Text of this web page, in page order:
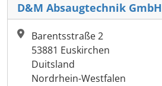
D&M Absaugtechnik GmbH
Barentsstraße 2
53881 Euskirchen
Duitsland
Nordrhein-Westfalen